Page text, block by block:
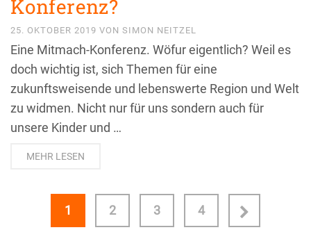
Konferenz?
25. OKTOBER 2019 VON SIMON NEITZEL
Eine Mitmach-Konferenz. Wöfur eigentlich? Weil es
doch wichtig ist, sich Themen für eine
zukunftsweisende und lebenswerte Region und Welt
zu widmen. Nicht nur für uns sondern auch für
unsere Kinder und …
MEHR LESEN
1 2 3 4